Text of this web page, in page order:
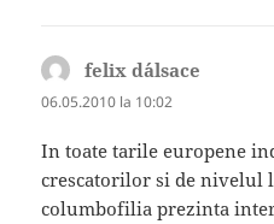
felix d´alsace
06.05.2010 la 10:02
In toate tarile europene
crescatorilor si de nivelul
columbofilia prezinta